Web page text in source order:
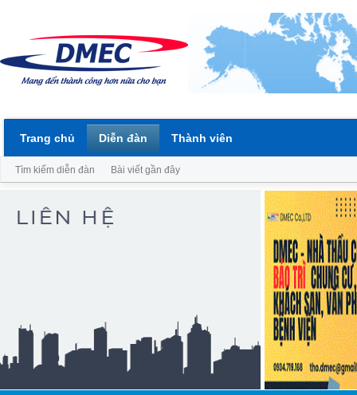
Trang chủ Diễn đàn
Tìm kiếm diễn đàn Bài viết gần đây
Thành viên